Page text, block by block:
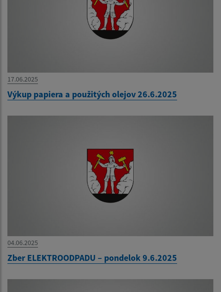
17.06.2025
Výkup papiera a použitých olejov 26.6.2025
04.06.2025
Zber ELEKTROODPADU – pondelok 9.6.2025